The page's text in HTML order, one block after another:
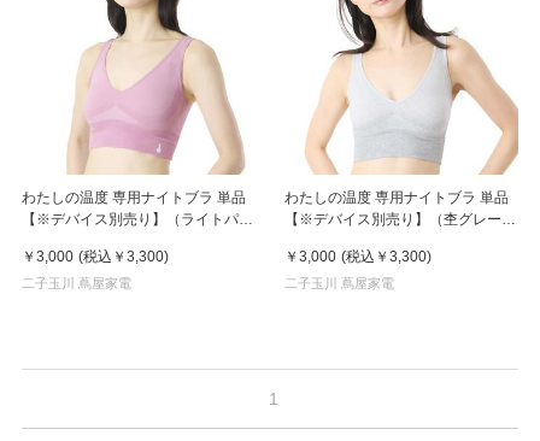
わたしの温度 専用ナイトブラ 単品
【※デバイス別売り】（ライトパー
￥3,000 (税込 ￥3,300)
二子玉川 蔦屋家電
わたしの温度 専用ナイトブラ 単品
【※デバイス別売り】（杢グレー、
￥3,000 (税込 ￥3,300)
二子玉川 蔦屋家電
1